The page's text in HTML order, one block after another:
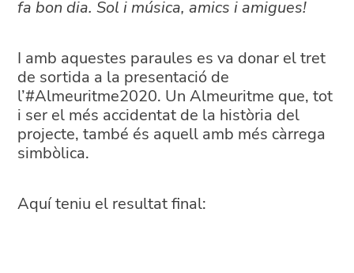
fa bon dia. Sol i música, amics i amigues!
I amb aquestes paraules es va donar el tret
de sortida a la presentació de
l’#Almeuritme2020. Un Almeuritme que, tot
i ser el més accidentat de la història del
projecte, també és aquell amb més càrrega
simbòlica.
Aquí teniu el resultat final: